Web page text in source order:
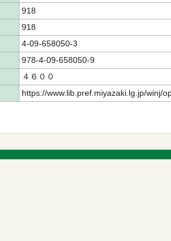
918
918
4-09-658050-3
978-4-09-658050-9
４６００
https://www.lib.pref.miyazaki.lg.jp/winj/